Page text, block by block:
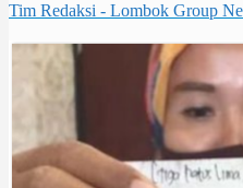
Tim Redaksi - Lombok Group